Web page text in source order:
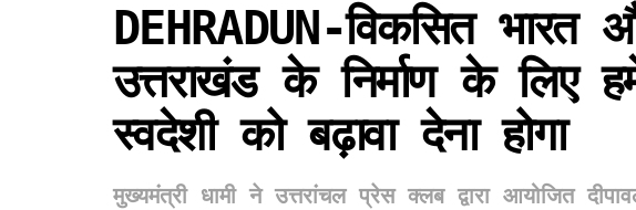
DEHRADUN-विकसित भारत
उत्तराखंड के निर्माण के लिए
स्वदेशी को बढ़ावा देना होगा
मुख्यमंत्री धामी ने उत्तरांचल प्रेस क्लब द्वारा आयोजित